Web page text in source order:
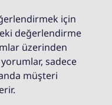
için
değerlendirme
üzerinden
sadece
müşteri